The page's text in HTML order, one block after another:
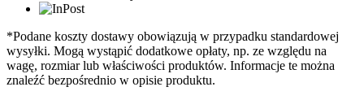
*Podane koszty dostawy obowiązują w przypadku standardowej
wysyłki. Mogą wystąpić dodatkowe opłaty, np. ze względu na
wagę, rozmiar lub właściwości produktów. Informacje te można
znaleźć bezpośrednio w opisie produktu.